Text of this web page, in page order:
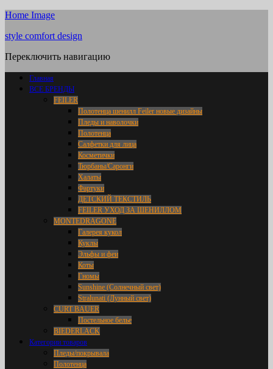
Home Image
style comfort design
Переключить навигацию
Главная
ВСЕ БРЕНДЫ
FEILER
Полотенца шенилл Feiler новые дизайны
Пледы и наволочки
Полотенца
Салфетки для лица
Косметички
Тюрбаны/Саронги
Халаты
Фартуки
ДЕТСКИЙ ТЕКСТИЛЬ
FEILER УХОД ЗА ШЕНИЛЛОМ
MONTEDRAGONE
Галерея кукол
Куклы
Эльфы и феи
Коты
Гномы
Sunshine (Солнечный свет)
Stralunati (Лунный свет)
CURT BAUER
Постельное белье
BIEDERLACK
Категории товаров
Пледы/покрывала
Полотенца